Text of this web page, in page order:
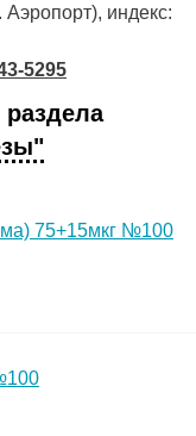
Аэропорт), индекс:
5295
75+15мкг №100